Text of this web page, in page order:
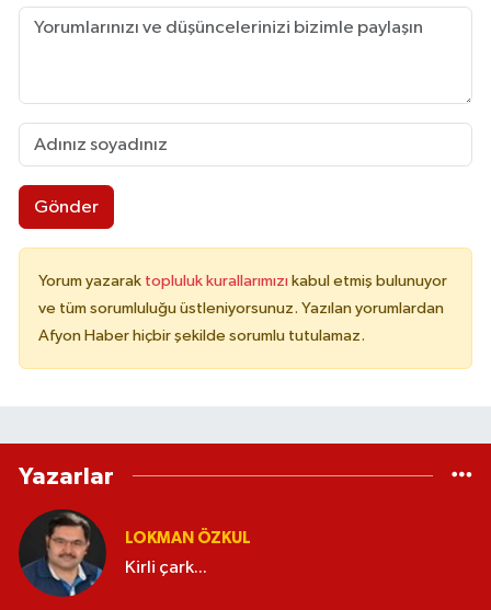
Gönder
Yorum yazarak topluluk kurallarımızı kabul etmiş bulunuyor
ve tüm sorumluluğu üstleniyorsunuz. Yazılan yorumlardan
Afyon Haber hiçbir şekilde sorumlu tutulamaz.
Yazarlar
LOKMAN ÖZKUL
Kirli çark...